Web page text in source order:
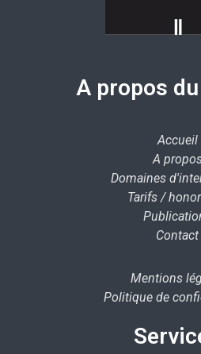
A propos
Accueil
A
Domaines
Tarifs /
Contact
Mentions
Politique de